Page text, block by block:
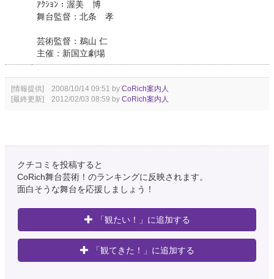
ｱｸｼｮﾝ：渥美 博
舞台監督：北条 孝
芸術監督：鵜山 仁
主催：新国立劇場
[情報提供] 2008/10/14 09:51 by CoRich案内人
[最終更新] 2012/02/03 08:59 by CoRich案内人
クチコミを投稿すると
CoRich舞台芸術！のランキングに反映されます。
面白そうな舞台を応援しましょう！
「観たい！」に追加する
「観てきた！」に追加する